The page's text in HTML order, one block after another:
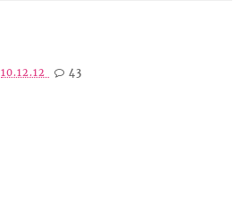
10.12.12 43